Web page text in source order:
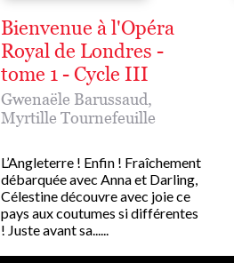
Bienvenue à l'Opéra
Royal de Londres -
tome 1 - Cycle III
Gwenaële Barussaud,
Myrtille Tournefeuille
L’Angleterre ! Enfin ! Fraîchement
débarquée avec Anna et Darling,
Célestine découvre avec joie ce
pays aux coutumes si différentes
! Juste avant sa......